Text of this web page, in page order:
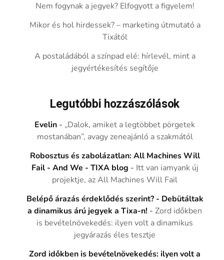
Nem fogynak a jegyek? Elfogyott a figyelem!
Mikor és hol hirdessek? – marketing útmutató a
Tixától
A postaládából a színpad elé: hírlevél, mint a
jegyértékesítés segítője
Legutóbbi hozzászólások
Evelin - „Dalok, amiket a legtöbbet pörgetek
mostanában”, avagy zeneajánló a szakmától
Robosztus és zabolázatlan: All Machines Will
Fail - And We - TIXA blog - Itt van iamyank új
projektje, az All Machines Will Fail
Belépő árazás érdeklődés szerint? - Debütáltak
a dinamikus árú jegyek a Tixa-n! -Zord időkben
is bevételnövekedés: ilyen volt a dinamikus
jegyárazás éles tesztje
Zord időkben is bevételnövekedés: ilyen volt a